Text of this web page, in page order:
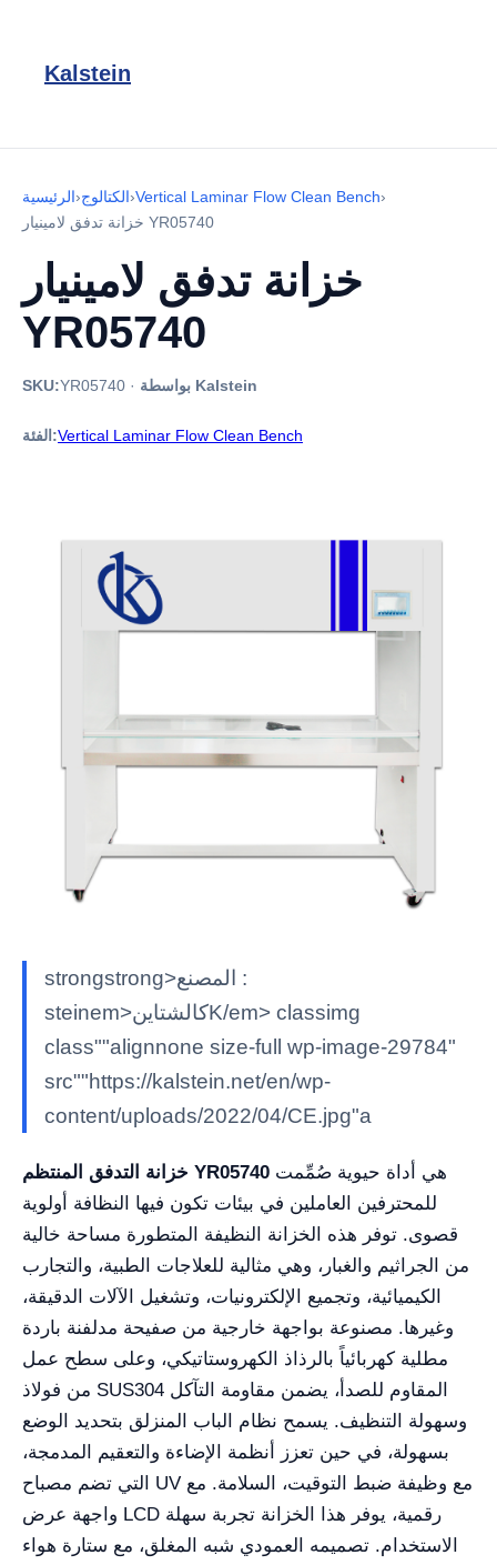
Kalstein
الرئيسية›الكتالوج›Vertical Laminar Flow Clean Bench›
خزانة تدفق لامينيار YR05740
خزانة تدفق لامينيار
YR05740
SKU:YR05740 · بواسطة Kalstein
الفئة:Vertical Laminar Flow Clean Bench
strongstrong>المصنع :
steinem>كالشتاينK/em> classimg
class""alignnone size-full wp-image-29784"
src""https://kalstein.net/en/wp-
content/uploads/2022/04/CE.jpg"a
خزانة التدفق المنتظم YR05740
للمحترفين العاملين في بيئات تكون فيها النظافة أولوية
قصوى. توفر هذه الخزانة النظيفة المتطورة مساحة خالية
من الجراثيم والغبار، وهي مثالية للعلاجات الطبية، والتجارب
الكيميائية، وتجميع الإلكترونيات، وتشغيل الآلات الدقيقة،
وغيرها. مصنوعة بواجهة خارجية من صفيحة مدلفنة باردة
مطلية كهربائياً بالرذاذ الكهروستاتيكي، وعلى سطح عمل
من فولاذ SUS304 المقاوم للصدأ، يضمن مقاومة التآكل
وسهولة التنظيف. يسمح نظام الباب المنزلق بتحديد الوضع
بسهولة، في حين تعزز أنظمة الإضاءة والتعقيم المدمجة،
التي تضم مصباح UV مع وظيفة ضبط التوقيت، السلامة. مع
واجهة عرض LCD رقمية، يوفر هذا الخزانة تجربة سهلة
الاستخدام. تصميمه العمودي شبه المغلق، مع ستارة هواء